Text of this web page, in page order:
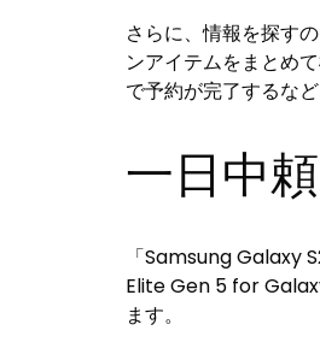
さらに、情報を探す
ンアイテムをまとめ
で予約が完了するな
一日中
「Samsung Galaxy
Elite Gen 5 for
ます。